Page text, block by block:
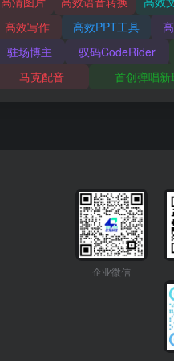
高效写作
高效PPT工具
驻场博主
驭码CodeRider
马克配音
首创弹唱新
企业微信